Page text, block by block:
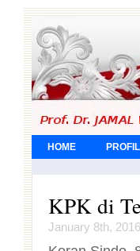
HOME PROFIL
KPK di
January 8th,